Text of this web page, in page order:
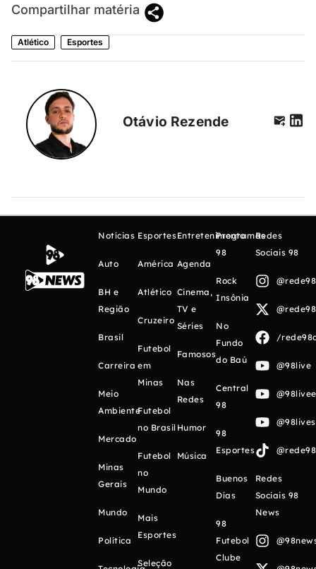
Compartilhar matéria
Atlético Esportes
Otávio Rezende
Notícias
Auto
BH e
Região
Brasil
Carreira
Meio
Ambiente
Mercado
Minas
Gerais
Mundo
Política
Esportes
América
Atlético
Cruzeiro
Futebol
em
Minas
Futebol
no Brasil
Futebol
no
Mundo
Mais
Esportes
Seleção
Entretenimento
Agenda
Cinema,
TV e
Séries
Famosos
Nas
Redes
Humor
Música
Programas
98
Rock
Insônia
No
Fundo
do Baú
Central
98
98
Esportes
Buenos
Días
98
Futebol
Clube
Redes
Sociais 98
/
@98live
Redes
Sociais 98
News